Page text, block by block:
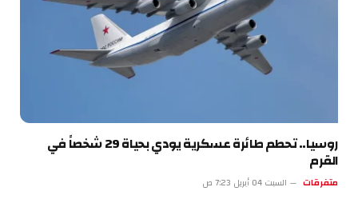
روسيا.. تحطم طائرة عسكرية يودي بحياة 29 شخصاً في
القرم
متفرقات السبت 04 أبريل 7:23 ص